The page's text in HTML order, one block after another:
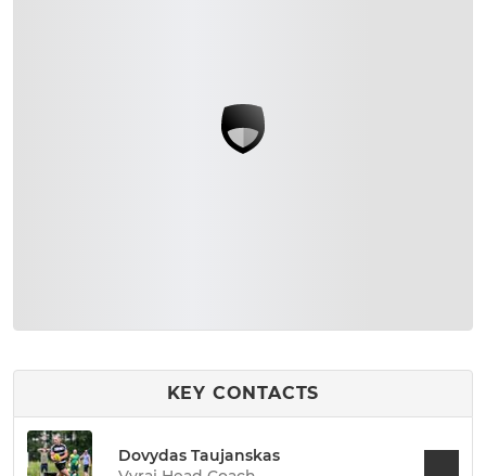
KEY CONTACTS
Dovydas Taujanskas